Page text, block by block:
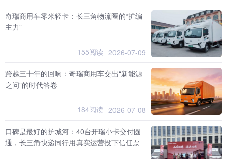
奇瑞商用车零米轻卡：长三角物流圈的“扩编
主力”
155阅读 2026-07-09
跨越三十年的回响：奇瑞商用车交出“新能源
之问”的时代答卷
184阅读 2026-07-08
口碑是最好的护城河：40台开瑞小卡交付圆
通，长三角快递同行用真实运营投下信任票